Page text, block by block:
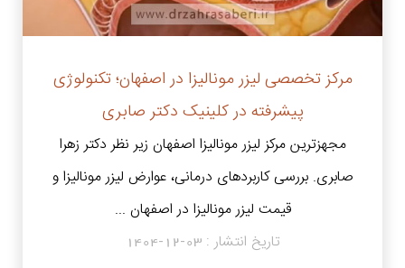
مرکز تخصصی لیزر مونالیزا در اصفهان؛ تکنولوژی
پیشرفته در کلینیک دکتر صابری
مجهزترین مرکز لیزر مونالیزا اصفهان زیر نظر دکتر زهرا
صابری. بررسی کاربردهای درمانی، عوارض لیزر مونالیزا و
قیمت لیزر مونالیزا در اصفهان ...
تاریخ انتشار :1404-12-03